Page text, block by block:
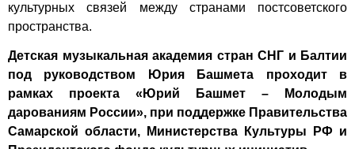
культурных связей между странами постсоветского
пространства.
Детская музыкальная академия стран СНГ и Балтии
под руководством Юрия Башмета проходит в
рамках проекта «Юрий Башмет – Молодым
дарованиям России», при поддержке Правительства
Самарской области, Министерства Культуры РФ и